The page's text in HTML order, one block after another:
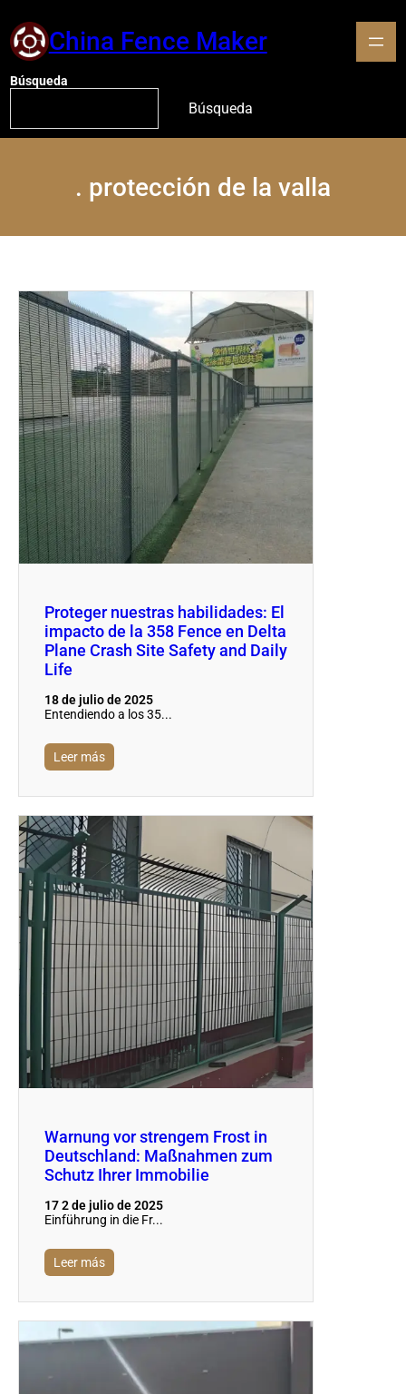
China Fence Maker
Búsqueda
Búsqueda
. protección de la valla
Proteger nuestras habilidades: El
impacto de la 358 Fence en Delta
Plane Crash Site Safety and Daily
Life
18 de julio de 2025
Entendiendo a los 35...
Leer más
Warnung vor strengem Frost in
Deutschland: Maßnahmen zum
Schutz Ihrer Immobilie
17 2 de julio de 2025
Einführung in die Fr...
Leer más